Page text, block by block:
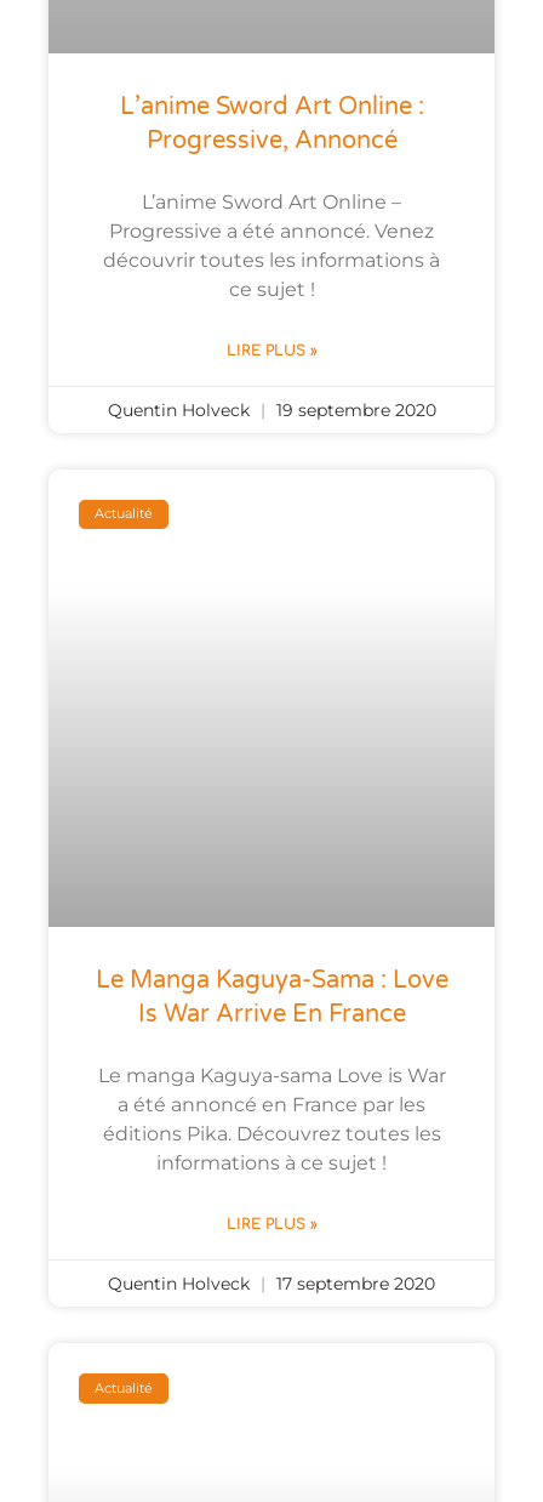
L’anime Sword Art Online :
Progressive, Annoncé
L’anime Sword Art Online –
Progressive a été annoncé. Venez
découvrir toutes les informations à
ce sujet !
LIRE PLUS »
Quentin Holveck 19 septembre 2020
Actualité
Le Manga Kaguya-Sama : Love
Is War Arrive En France
Le manga Kaguya-sama Love is War
a été annoncé en France par les
éditions Pika. Découvrez toutes les
informations à ce sujet !
LIRE PLUS »
Quentin Holveck 17 septembre 2020
Actualité